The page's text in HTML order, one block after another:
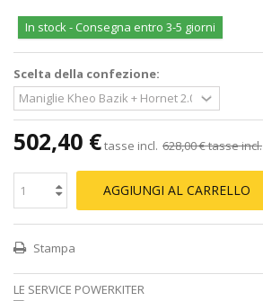
In stock - Consegna entro 3-5 giorni
Scelta della confezione:
502,40 €tasse incl. 628,00 €tasse incl.
AGGIUNGI AL CARRELLO
Stampa
LE SERVICE POWERKITER